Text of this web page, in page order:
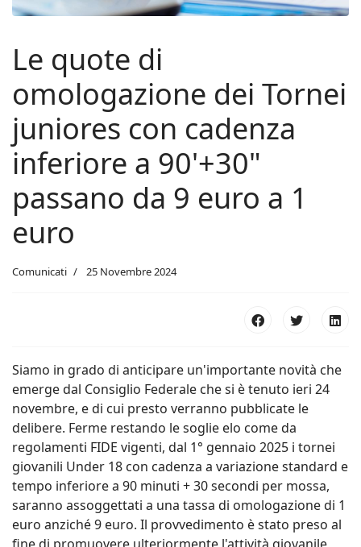
Le quote di
omologazione dei Tornei
juniores con cadenza
inferiore a 90'+30"
passano da 9 euro a 1
euro
Comunicati 25 Novembre 2024
Siamo in grado di anticipare un'importante novità che
emerge dal Consiglio Federale che si è tenuto ieri 24
novembre, e di cui presto verranno pubblicate le
delibere. Ferme restando le soglie elo come da
regolamenti FIDE vigenti, dal 1° gennaio 2025 i tornei
giovanili Under 18 con cadenza a variazione standard e
tempo inferiore a 90 minuti + 30 secondi per mossa,
saranno assoggettati a una tassa di omologazione di 1
euro anziché 9 euro. Il provvedimento è stato preso al